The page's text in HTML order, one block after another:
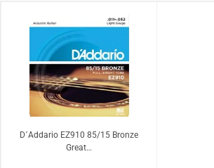
D´Addario EZ910 85/15 Bronze
Great…